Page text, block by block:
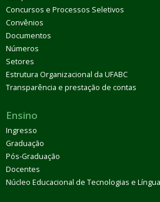
Concursos e Processos Seletivos
Convênios
Documentos
Números
Setores
Estrutura Organizacional da UFABC
Transparência e prestação de contas
Ensino
Ingresso
Graduação
Pós-Graduação
Docentes
Núcleo Educacional de Tecnologias e